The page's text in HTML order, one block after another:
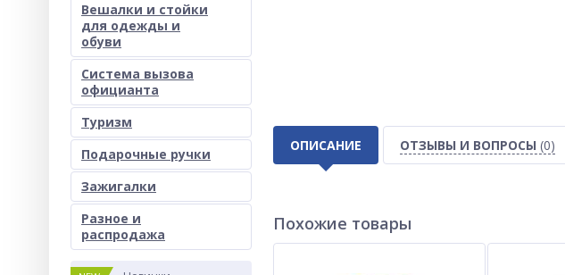
Вешалки и стойки
для одежды и
обуви
Система вызова
официанта
Туризм
Подарочные ручки
Зажигалки
Разное и
раcпродажа
ОПИСАНИЕ ОТЗЫВЫ И ВОПРОСЫ (0)
Похожие товары